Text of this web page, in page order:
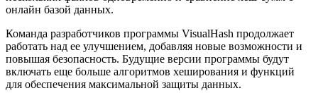
онлайн базой данных.
Команда разработчиков программы VisualHash продолжает
работать над ее улучшением, добавляя новые возможности и
повышая безопасность. Будущие версии программы будут
включать еще больше алгоритмов хеширования и функций
для обеспечения максимальной защиты данных.